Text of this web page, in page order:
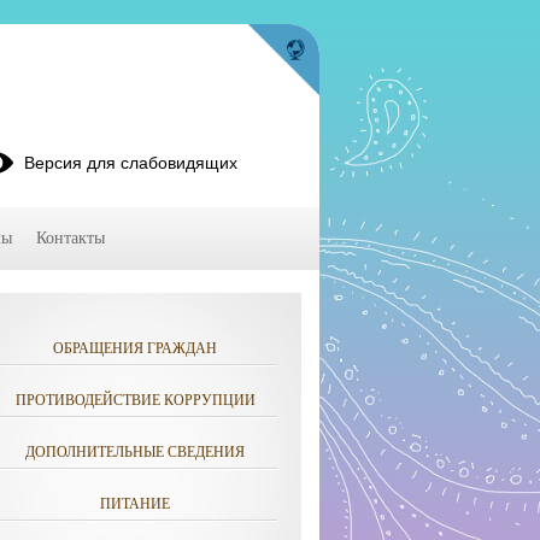
ОБРАЩЕНИЯ ГРАЖДАН
ПРОТИВОДЕЙСТВИЕ КОРРУПЦИИ
ДОПОЛНИТЕЛЬНЫЕ СВЕДЕНИЯ
ПИТАНИЕ
Версия для слабовидящих
Контакты